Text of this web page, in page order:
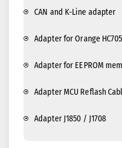
CAN and K-Line adapter
Adapter for Orange
Adapter for EEPROM
Adapter MCU Reflash
Adapter J1850 / J1708